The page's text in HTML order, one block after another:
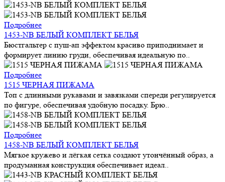
Подробнее
1453-NB БЕЛЫЙ КОМПЛЕКТ БЕЛЬЯ
Бюстгальтер с пуш-ап эффектом красиво приподнимает и
формирует линию груди, обеспечивая идеальную по..
Подробнее
1515 ЧЕРНАЯ ПИЖАМА
Топ с длинными рукавами и завязками спереди регулируется
по фигуре, обеспечивая удобную посадку. Брю..
Подробнее
1458-NB БЕЛЫЙ КОМПЛЕКТ БЕЛЬЯ
Мягкое кружево и лёгкая сетка создают утончённый образ, а
продуманная конструкция обеспечивает идеал..